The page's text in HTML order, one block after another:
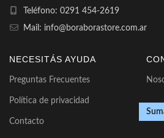
Teléfono: 0291 454-2619
Mail: info@boraborastore.com.ar
NECESITÁS AYUDA
Preguntas Frecuentes
Política de privacidad
Contacto